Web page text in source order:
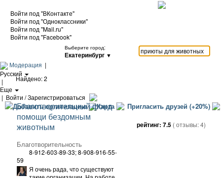
Войти под "ВКонтакте"
Войти под "Одноклассники"
Войти под "Mail.ru"
Войти под "Facebook"
Выберите город:
Екатеринбург ▼
Модерация |
Русский
|
Еще
| Войти / Зарегистрироваться
Добавить организацию Карта Пригласить друзей (+20%)
Найдено: 2
Благотворительный фонд
помощи бездомным
животным
Благотворительность
8-912-603-89-33; 8-908-916-55-
59
рейтинг: 7.5 ( отзывы:4)
Я очень рада, что существуют